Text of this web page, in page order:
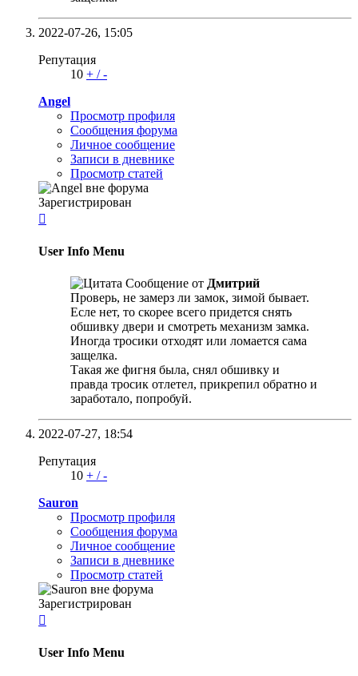
2022-07-26, 15:05
Репутация
10 + /-
Angel
Просмотр профиля
Сообщения форума
Личное сообщение
Записи в дневнике
Просмотр статей
Зарегистрирован

User Info Menu
Сообщение от Дмитрий
Проверь, не замерз ли замок, зимой бывает.
Есле нет, то скорее всего придется снять
обшивку двери и смотреть механизм замка.
Иногда тросики отходят или ломается сама
защелка.
Такая же фигня была, снял обшивку и
правда тросик отлетел, прикрепил обратно и
заработало, попробуй.
2022-07-27, 18:54
Репутация
10 + /-
Sauron
Просмотр профиля
Сообщения форума
Личное сообщение
Записи в дневнике
Просмотр статей
Зарегистрирован

User Info Menu